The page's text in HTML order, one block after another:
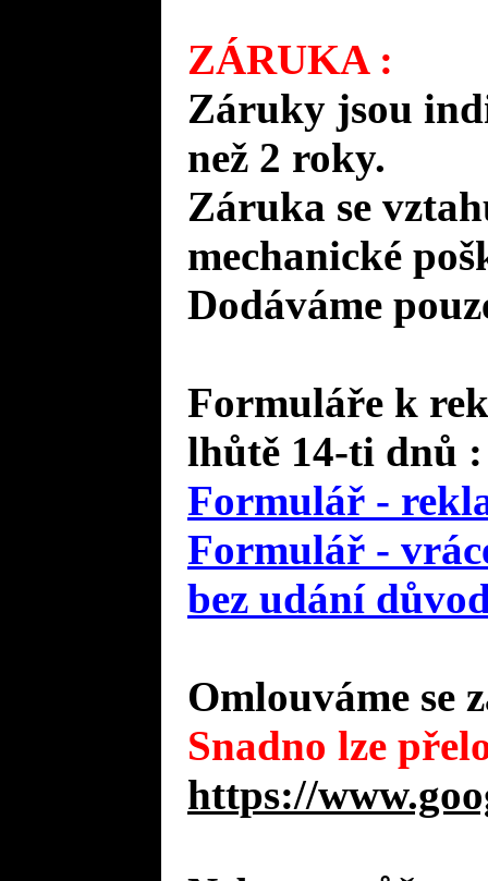
ZÁRUKA :
Záruky jsou
než 2 roky.
Záruka se
mechanické
Dodáváme
Formuláře k
lhůtě 14-ti dnů :
Formulář -
Formulář -
bez udání
Omlouváme se
Snadno lze
https://